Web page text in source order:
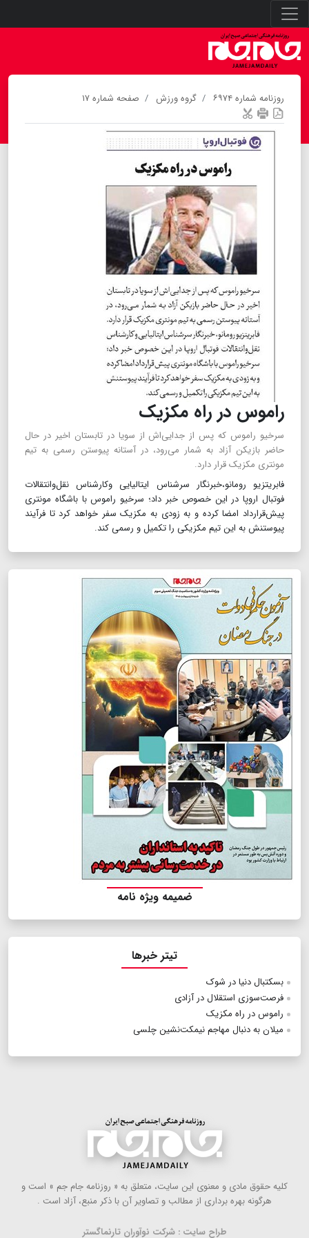
روزنامه شماره ۶۹۷۴ گروه ورزش صفحه شماره ۱۷
راموس در راه مکزیک
سرخیو راموس که پس از جدایی‌اش از سویا در تابستان اخیر در حال
حاضر بازیکن آزاد به شمار می‌رود، در آستانه پیوستن رسمی به تیم
مونتری مکزیک قرار دارد.
فابریتزیو رومانو،خبرنگار سرشناس ایتالیایی وکارشناس نقل‌وانتقالات
فوتبال اروپا در این خصوص خبر داد؛ سرخیو راموس با باشگاه مونتری
پیش‌قرارداد امضا کرده و به زودی به مکزیک سفر خواهد کرد تا فرآیند
پیوستنش به این تیم مکزیکی را تکمیل و رسمی کند.
ضمیمه ویژه نامه
تیتر خبرها
بسکتبال دنیا در شوک
فرصت‌سوزی استقلال در آزادی
راموس در راه مکزیک
میلان به دنبال مهاجم نیمکت‌نشین چلسی
كلیه حقوق مادی و معنوی این سایت، متعلق به « روزنامه جام جم » است و
هرگونه بهره ‌برداری از مطالب و تصاویر آن با ذكر منبع، آزاد است .
طراح سایت : شرکت نوآوران تارنماگستر